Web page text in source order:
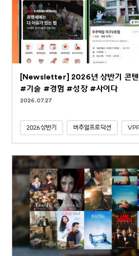
[Newsletter] 2026년 상반기 콘텐
#기술 #경험 #성장 #사이다
2026.07.27
2026상반기 버추얼프로덕션